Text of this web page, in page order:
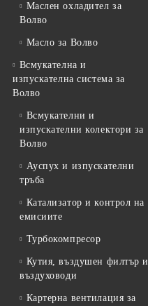
Маслен охладител за
Волво
Масло за Волво
Всмукателна и
изпускателна система за
Волво
Всмукателни и
изпускателни колектори за
Волво
Ауспух и изпускателни
тръба
Катализатор и контрол на
емисиите
Турбокомпресор
Кутия, въздушен филтър и
въздуховоди
Картерна вентилация за